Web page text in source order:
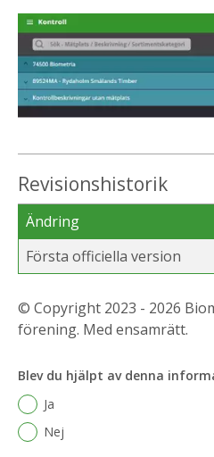
Revisionshistorik
Ändring
Första officiella version
© Copyright 2023 - 2026
förening. Med ensamrätt.
Blev du hjälpt av denna
Ja
Nej